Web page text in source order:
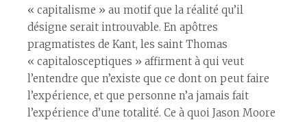
« capitalisme » au motif que la réalité qu’il
désigne serait introuvable. En apôtres
pragmatistes de Kant, les saint Thomas
« capitalosceptiques » affirment à qui veut
l’entendre que n’existe que ce dont on peut faire
l’expérience, et que personne n’a jamais fait
l’expérience d’une totalité. Ce à quoi Jason Moore